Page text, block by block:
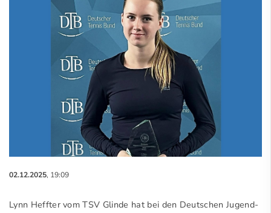
02.12.2025, 19:09
Lynn Heffter vom TSV Glinde hat bei den Deutschen Jugend-